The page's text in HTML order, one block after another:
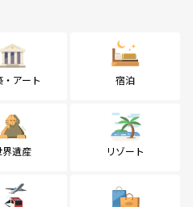
・アート 宿泊
界遺産 リゾート